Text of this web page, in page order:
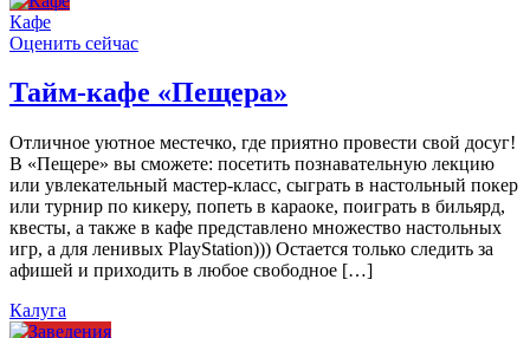
Кафе
Оценить сейчас
Тайм-кафе «Пещера»
Отличное уютное местечко, где приятно провести свой досуг!
В «Пещере» вы сможете: посетить познавательную лекцию
или увлекательный мастер-класс, сыграть в настольный покер
или турнир по кикеру, попеть в караоке, поиграть в бильярд,
квесты, а также в кафе представлено множество настольных
игр, а для ленивых PlayStation))) Остается только следить за
афишей и приходить в любое свободное […]
Калуга